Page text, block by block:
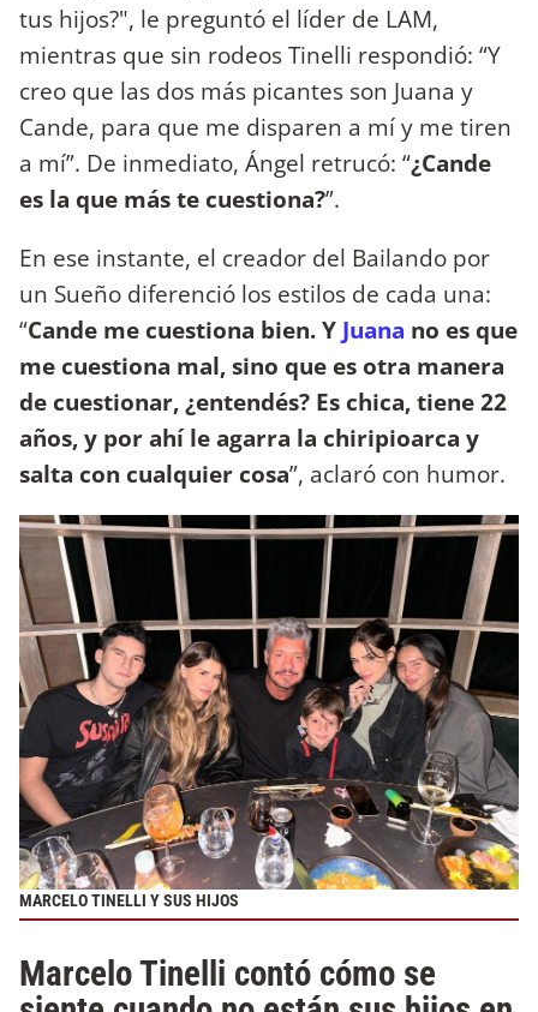
tus hijos?", le preguntó el líder de LAM,
mientras que sin rodeos Tinelli respondió: “Y
creo que las dos más picantes son Juana y
Cande, para que me disparen a mí y me tiren
a mí”. De inmediato, Ángel retrucó: “¿Cande
es la que más te cuestiona?”.
En ese instante, el creador del Bailando por
un Sueño diferenció los estilos de cada una:
“Cande me cuestiona bien. Y Juana no es que
me cuestiona mal, sino que es otra manera
de cuestionar, ¿entendés? Es chica, tiene 22
años, y por ahí le agarra la chiripioarca y
salta con cualquier cosa”, aclaró con humor.
MARCELO TINELLI Y SUS HIJOS
Marcelo Tinelli contó cómo se